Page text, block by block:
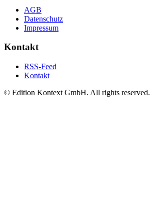
AGB
Datenschutz
Impressum
Kontakt
RSS-Feed
Kontakt
© Edition Kontext GmbH. All rights reserved.